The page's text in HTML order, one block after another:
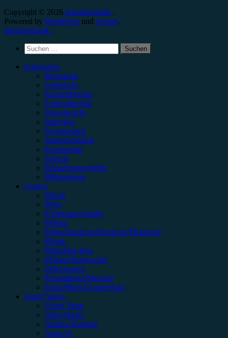
Copyright © 2026 minutenmusik..
Powered by WordPress und Arouse.
minutenmusik.
Suchen
nach:
Kategorien
Rezension
Vorbericht
Konzertbericht
Festivalbericht
Showbericht
Interview
Gewinnspiel
Jahresrückblick
Kommentar
Special
Erinnerungswürdig
Bildergalerie
Genres
#Rock
#Pop
#Alternative/Indie
#Metal
#Post-Hardcore/Hardcore/Metalcore
#Punk
#Rap/Hip-Hop
#Singer/Songwriter
#Electronica
#Soundtrack/Musical
#Jazz/Blues/Gospel/Soul
Autor*innen
Unser Team
Alina Hasky
Andrea Holstein
Anna W.